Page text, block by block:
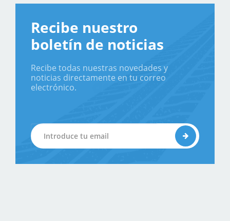
Recibe nuestro
boletín de noticias
Recibe todas nuestras novedades y
noticias directamente en tu correo
electrónico.